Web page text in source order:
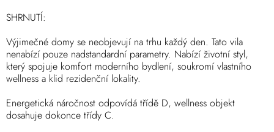
SHRNUTÍ:
Výjimečné domy se neobjevují na trhu každý den. Tato vila
nenabízí pouze nadstandardní parametry. Nabízí životní styl,
který spojuje komfort moderního bydlení, soukromí vlastního
wellness a klid rezidenční lokality.
Energetická náročnost odpovídá třídě D, wellness objekt
dosahuje dokonce třídy C.